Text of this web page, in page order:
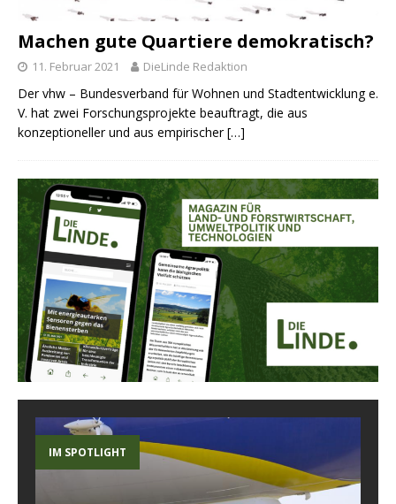
Machen gute Quartiere demokratisch?
11. Februar 2021 DieLinde Redaktion
Der vhw – Bundesverband für Wohnen und Stadtentwicklung e.
V. hat zwei Forschungsprojekte beauftragt, die aus
konzeptioneller und aus empirischer[…]
IM SPOTLIGHT